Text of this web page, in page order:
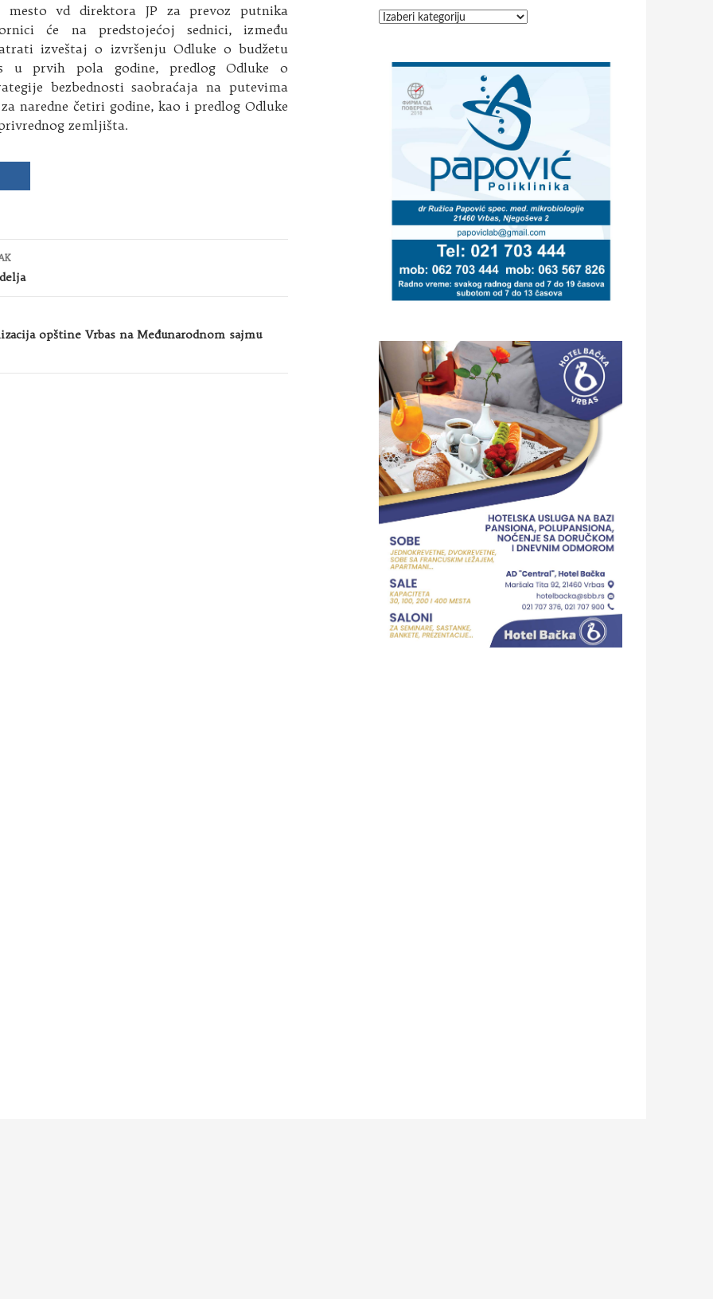
mesto vd direktora JP za prevoz putnika
će na predstojećoj sednici, između
izveštaj o izvršenju Odluke o budžetu
u prvih pola godine, predlog Odluke o
bezbednosti saobraćaja na putevima
naredne četiri godine, kao i predlog Odluke
zemljišta.
opštine Vrbas na Međunarodnom sajmu
Teme